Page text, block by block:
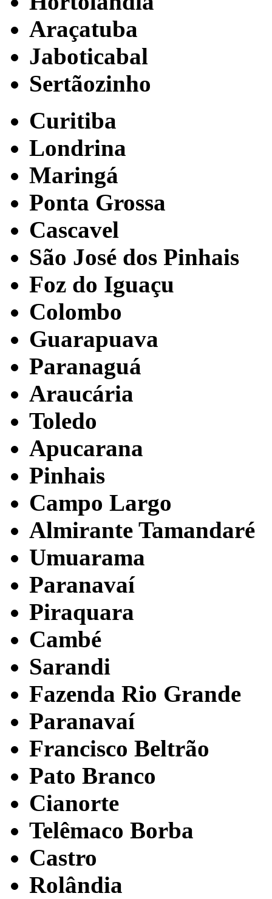
Araçatuba
Jaboticabal
Sertãozinho
Curitiba
Londrina
Maringá
Ponta Grossa
Cascavel
São José dos Pinhais
Foz do Iguaçu
Colombo
Guarapuava
Paranaguá
Araucária
Toledo
Apucarana
Pinhais
Campo Largo
Almirante Tamandaré
Umuarama
Paranavaí
Piraquara
Cambé
Sarandi
Fazenda Rio Grande
Paranavaí
Francisco Beltrão
Pato Branco
Cianorte
Telêmaco Borba
Castro
Rolândia